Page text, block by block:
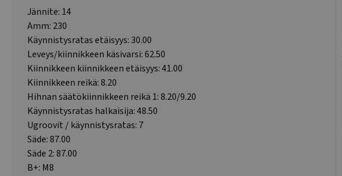
Jännite: 14
Amm: 230
Käynnistysratas etäisyys: 30.00
Leveys/kiinnikkeen käsivarsi: 62.50
Kiinnikkeen kiinnikkeen etäisyys: 41.00
Kiinnikkeen reikä: 8.20
Hihnan säätökiinnikkeen reikä 1: 8.20/9.20
Käynnistysratas halkaisija: 48.50
Ugroovit / käynnistysratas: 7
Säde: 87.00
Säde 2: 87.00
B+: M8